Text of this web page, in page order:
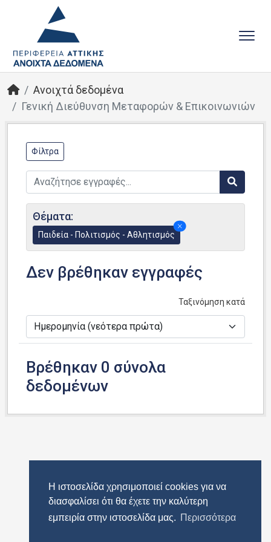
Η ιστοσελίδα χρησιμοποιεί cookies για να
διασφαλίσει ότι θα έχετε την καλύτερη
εμπειρία στην ιστοσελίδα μας. Περισσότερα
Ανοιχτά δεδομένα
Γενική Διεύθυνση Μεταφορών & Επικοινωνιών
Φίλτρα
Θέματα:
Παιδεία - Πολιτισμός - Αθλητισμός
Δεν βρέθηκαν εγγραφές
Ταξινόμηση κατά
Βρέθηκαν 0 σύνολα
δεδομένων